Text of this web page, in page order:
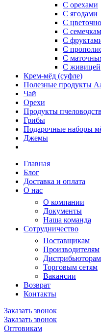
С орехами
С ягодами
С
С
С
С
С
С живицей
Крем-мёд (суфле)
Полезные продукты
Чай
Орехи
Продукты
Грибы
Подарочные наборы
Джемы
Главная
Блог
Доставка и оплата
О нас
О компании
Документы
Наша команда
Сотрудничество
Поставщикам
Производителям
Дистрибьюторам
Торговым сетям
Вакансии
Возврат
Контакты
Заказать звонок
Заказать звонок
Оптовикам